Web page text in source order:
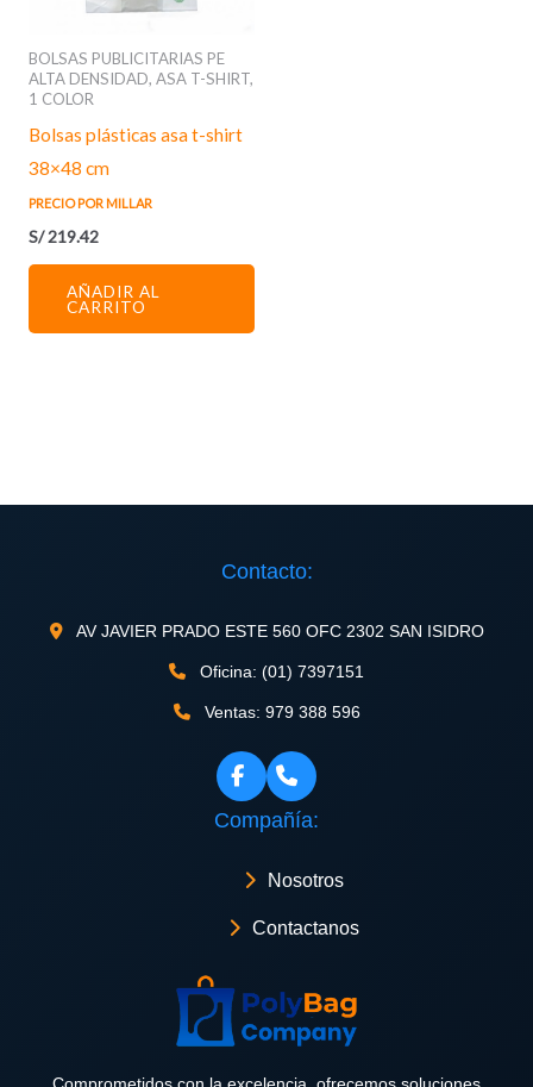
BOLSAS PUBLICITARIAS PE
ALTA DENSIDAD, ASA T-SHIRT,
1 COLOR
Bolsas plásticas asa t-shirt
38×48 cm
PRECIO POR MILLAR
S/219.42
AÑADIR AL
CARRITO
Contacto:
AV JAVIER PRADO ESTE 560 OFC 2302 SAN ISIDRO
Oficina: (01) 7397151
Ventas: 979 388 596
Compañía:
Nosotros
Contactanos
Comprometidos con la excelencia, ofrecemos soluciones